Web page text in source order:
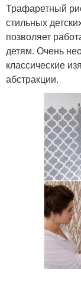
Трафаретный
стильных
позволяет
детям. Очень
классические
абстракции.